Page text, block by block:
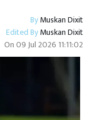
ByMuskan Dixit
Edited ByMuskan Dixit
On09 Jul 2026 11:11:02